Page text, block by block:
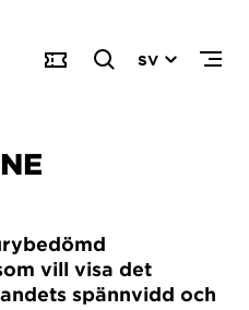
SV
vill visa det
spännvidd och